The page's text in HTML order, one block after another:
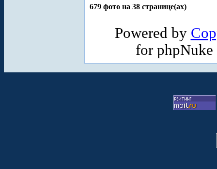
679 фото на 38 странице(ах)
Powered by
for